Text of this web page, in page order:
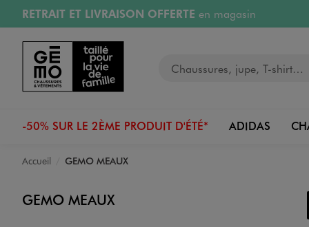
Aller au contenu principal
Aller à la navigation
RETRAIT ET LIVRAISON OFFERTE en magasin
Retours OFFERTSpendant 30 jours
PAYEZ EN 3x SANS FRAIS
dès 50€
RÉSERVATION GRATUITE
-50% SUR LE 2ÈME PRODUIT D'ÉTÉ* ADIDAS
Accueil GEMO MEAUX
GEMO MEAUX